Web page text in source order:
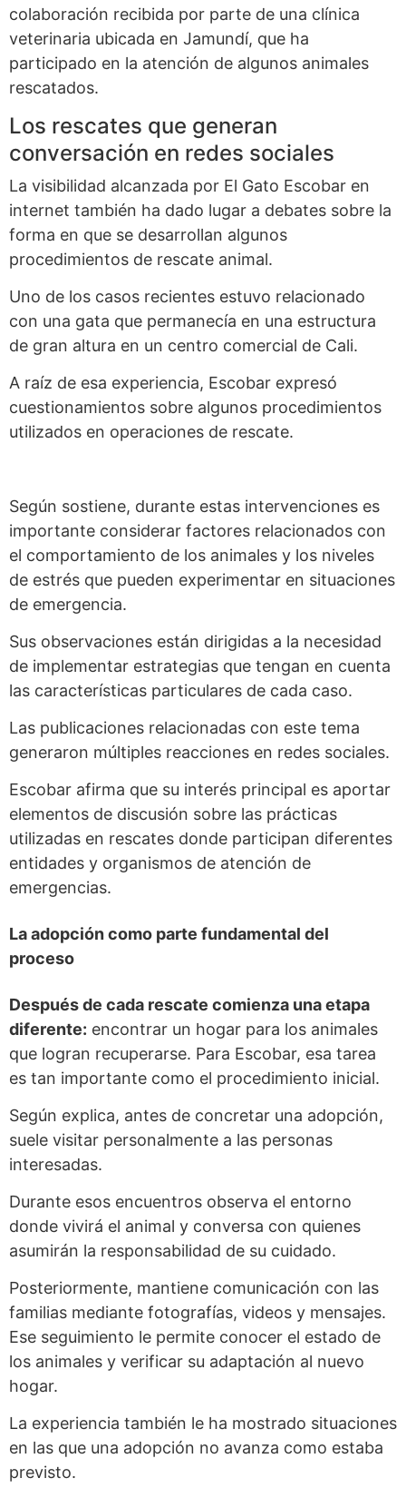
colaboración recibida por parte de una clínica
veterinaria ubicada en Jamundí, que ha
participado en la atención de algunos animales
rescatados.
Los rescates que generan
conversación en redes sociales
La visibilidad alcanzada por El Gato Escobar en
internet también ha dado lugar a debates sobre la
forma en que se desarrollan algunos
procedimientos de rescate animal.
Uno de los casos recientes estuvo relacionado
con una gata que permanecía en una estructura
de gran altura en un centro comercial de Cali.
A raíz de esa experiencia, Escobar expresó
cuestionamientos sobre algunos procedimientos
utilizados en operaciones de rescate.
Según sostiene, durante estas intervenciones es
importante considerar factores relacionados con
el comportamiento de los animales y los niveles
de estrés que pueden experimentar en situaciones
de emergencia.
Sus observaciones están dirigidas a la necesidad
de implementar estrategias que tengan en cuenta
las características particulares de cada caso.
Las publicaciones relacionadas con este tema
generaron múltiples reacciones en redes sociales.
Escobar afirma que su interés principal es aportar
elementos de discusión sobre las prácticas
utilizadas en rescates donde participan diferentes
entidades y organismos de atención de
emergencias.
La adopción como parte fundamental del
proceso
Después de cada rescate comienza una etapa
diferente: encontrar un hogar para los animales
que logran recuperarse. Para Escobar, esa tarea
es tan importante como el procedimiento inicial.
Según explica, antes de concretar una adopción,
suele visitar personalmente a las personas
interesadas.
Durante esos encuentros observa el entorno
donde vivirá el animal y conversa con quienes
asumirán la responsabilidad de su cuidado.
Posteriormente, mantiene comunicación con las
familias mediante fotografías, videos y mensajes.
Ese seguimiento le permite conocer el estado de
los animales y verificar su adaptación al nuevo
hogar.
La experiencia también le ha mostrado situaciones
en las que una adopción no avanza como estaba
previsto.